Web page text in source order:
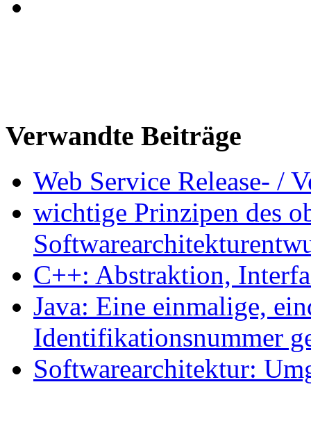
Verwandte Beiträge
Web Service Release- /
wichtige Prinzipen des
C++: Abstraktion,
Java: Eine einmalige,
Identifikationsnummer
Softwarearchitektur: